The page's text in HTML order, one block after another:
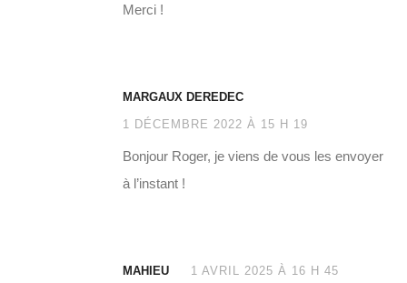
Merci !
MARGAUX DEREDEC
1 DÉCEMBRE 2022 À 15 H 19
Bonjour Roger, je viens de vous les envoyer
à l’instant !
MAHIEU 1 AVRIL 2025 À 16 H 45